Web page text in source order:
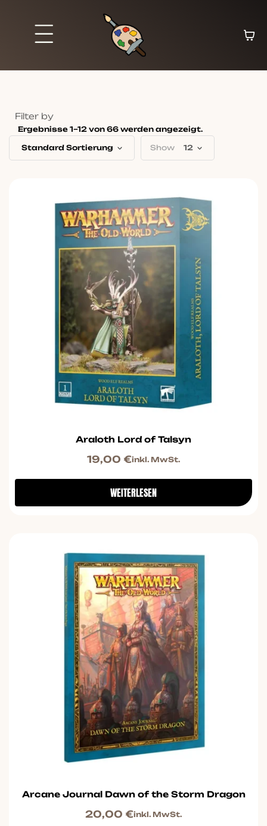
Filter by
Ergebnisse 1–12 von 66 werden angezeigt.
Standard Sortierung Show 12
Araloth Lord of Talsyn
19,00 €inkl. MwSt.
WEITERLESEN
Arcane Journal Dawn of the Storm Dragon
20,00 €inkl. MwSt.